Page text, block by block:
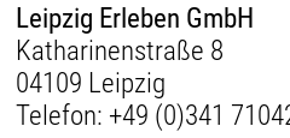
Leipzig Erleben GmbH
Katharinenstraße 8
04109 Leipzig
Telefon: +49 (0)341